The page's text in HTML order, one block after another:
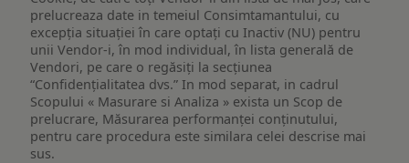
prelucreaza date in temeiul Consimtamantului, cu
excepția situației în care optați cu Inactiv (NU) pentru
unii Vendor-i, în mod individual, în lista generală de
Vendori, pe care o regăsiți la secțiunea
“Confidențialitatea dvs.” In mod separat, in cadrul
Scopului « Masurare si Analiza » exista un Scop de
prelucrare, Măsurarea performanței conținutului,
pentru care procedura este similara celei descrise mai
sus.